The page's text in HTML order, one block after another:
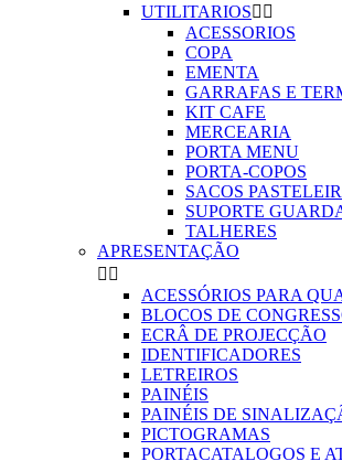
UTILITARIOS 
ACESSORIOS
COPA
EMENTA
GARRAFAS E
KIT CAFE
MERCEARIA
PORTA MENU
PORTA-COPOS
SACOS
SUPORTE
TALHERES
APRESENTAÇÃO
 
ACESSÓRIOS PARA
BLOCOS DE
ECRÂ DE PROJECÇÃO
IDENTIFICADORES
LETREIROS
PAINÉIS
PAINÉIS DE
PICTOGRAMAS
PORTACATALOGOS E